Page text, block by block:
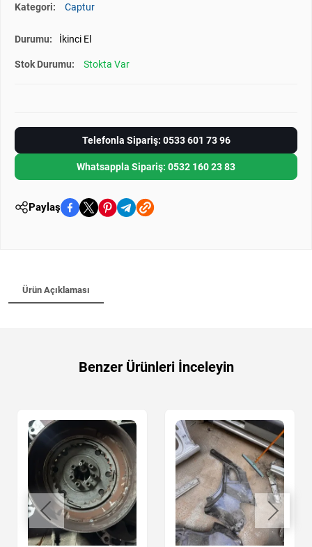
Kategori: Captur
Durumu: İkinci El
Stok Durumu: Stokta Var
Telefonla Sipariş: 0533 601 73 96
Whatsappla Sipariş: 0532 160 23 83
Paylaş
Ürün Açıklaması
Benzer Ürünleri İnceleyin